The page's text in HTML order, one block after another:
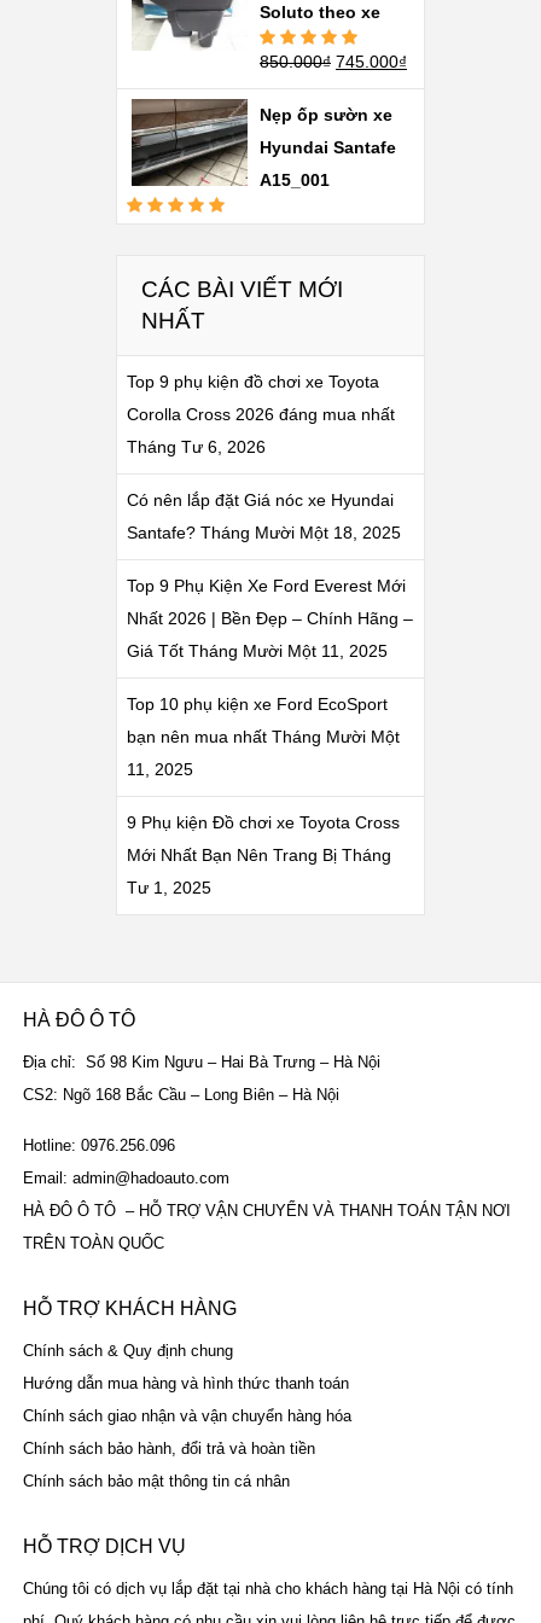
Soluto theo xe
Được xếp
sao
850.000₫ 745.000₫
Nẹp ốp sườn xe
Hyundai Santafe
A15_001
Được xếp
CÁC BÀI VIẾT MỚI
NHẤT
Top 9 phụ kiện đồ chơi xe Toyota
Corolla Cross 2026 đáng mua nhất
Tháng Tư 6, 2026
Có nên lắp đặt Giá nóc xe Hyundai
Santafe? Tháng Mười Một 18, 2025
Top 9 Phụ Kiện Xe Ford Everest Mới
Nhất 2026 | Bền Đẹp – Chính Hãng –
Giá Tốt Tháng Mười Một 11, 2025
Top 10 phụ kiện xe Ford EcoSport
bạn nên mua nhất Tháng Mười Một
11, 2025
9 Phụ kiện Đồ chơi xe Toyota Cross
Mới Nhất Bạn Nên Trang Bị Tháng
Tư 1, 2025
HÀ ĐÔ Ô TÔ
Địa chỉ: Số 98 Kim Ngưu – Hai Bà Trưng – Hà Nội
CS2: Ngõ 168 Bắc Cầu – Long Biên – Hà Nội
Hotline: 0976.256.096
Email: admin@hadoauto.com
HÀ ĐÔ Ô TÔ – HỖ TRỢ VẬN CHUYỂN VÀ THANH TOÁN TẬN NƠI
TRÊN TOÀN QUỐC
HỖ TRỢ KHÁCH HÀNG
Chính sách & Quy định chung
Hướng dẫn mua hàng và hình thức thanh toán
Chính sách giao nhận và vận chuyển hàng hóa
Chính sách bảo hành, đổi trả và hoàn tiền
Chính sách bảo mật thông tin cá nhân
HỖ TRỢ DỊCH VỤ
Chúng tôi có dịch vụ lắp đặt tại nhà cho khách hàng tại Hà Nội có tính